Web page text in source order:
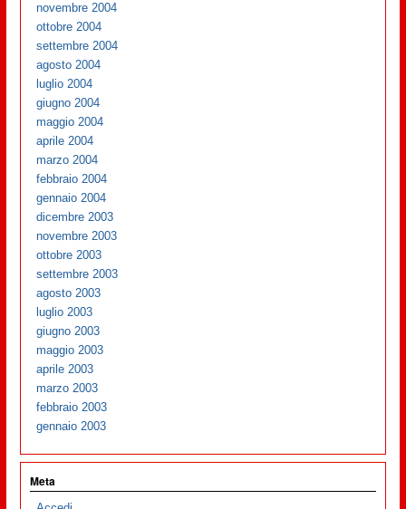
novembre 2004
ottobre 2004
settembre 2004
agosto 2004
luglio 2004
giugno 2004
maggio 2004
aprile 2004
marzo 2004
febbraio 2004
gennaio 2004
dicembre 2003
novembre 2003
ottobre 2003
settembre 2003
agosto 2003
luglio 2003
giugno 2003
maggio 2003
aprile 2003
marzo 2003
febbraio 2003
gennaio 2003
Meta